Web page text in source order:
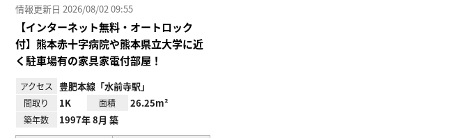
情報更新日 2026/08/02 09:55
【インターネット無料・オートロック
付】熊本赤十字病院や熊本県立大学に近
く駐車場有の家具家電付部屋！
アクセス 豊肥本線「水前寺駅」
間取り 1K 面積 26.25m²
築年数 1997年 8月 築